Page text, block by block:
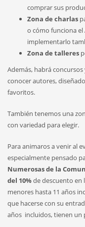
comprar sus
Zona de charlas
o cómo funciona el
implementarlo
Zona de talleres
Además, habrá
conocer autores,
favoritos.
También tenemos una
con variedad para elegir.
Para animaros a venir al
especialmente pensado
Numerosas de la
del 10%de descuento en
menores hasta 11 años
que hacerse con su
años incluidos, tienen un